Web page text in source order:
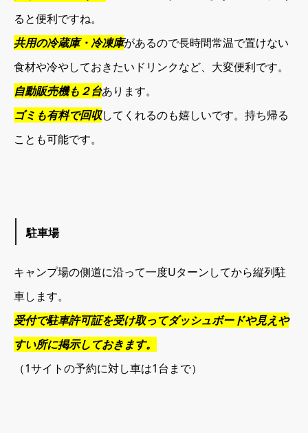
ると便利ですね。
共用の冷蔵庫・冷凍庫があるので長時間常温で置けない
食材や冷やしておきたいドリンクなど、大変便利です。
自動販売機も２台あります。
ゴミも有料で回収してくれるのも嬉しいです。持ち帰る
ことも可能です。
駐車場
キャンプ場の側道に沿って一度Uターンしてから縦列駐
車します。
受付で駐車許可証を受け取ってダッシュボードや見えや
すい所に掲示しておきます。
（1サイトの予約に対し車は1台まで）